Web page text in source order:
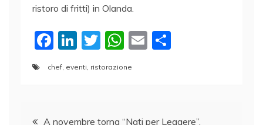
ristoro di fritti) in Olanda.
F
a
b
Li
n
dI
T
W
A
E
vi
chef, eventi, ristorazione
Navigazione
A novembre torna “Nati per Leggere”,